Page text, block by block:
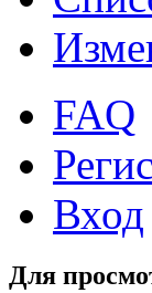
FAQ
Вход
Для